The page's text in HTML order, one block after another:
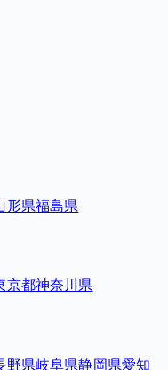
形県福島県
京都神奈川県
野県岐阜県静岡県愛知